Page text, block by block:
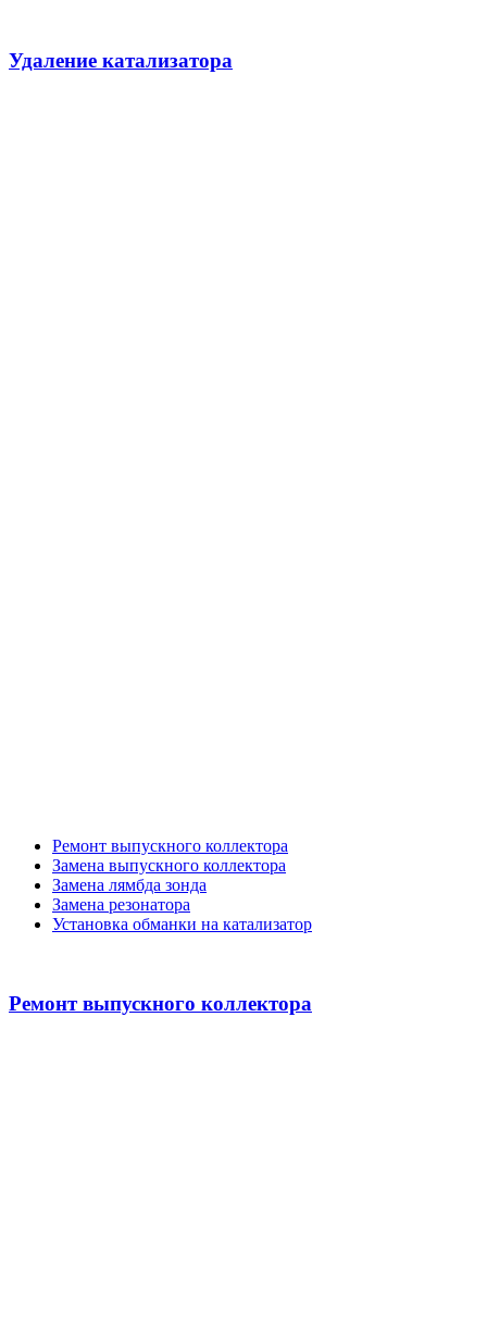
Удаление катализатора
Ремонт выпускного коллектора
Замена выпускного коллектора
Замена лямбда зонда
Замена резонатора
Установка обманки на катализатор
Ремонт выпускного коллектора